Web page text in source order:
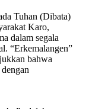
Tuhan (Dibata)
Karo,
dalam segala
“Erkemalangen”
bahwa